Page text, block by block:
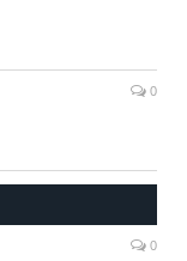
0
0